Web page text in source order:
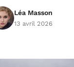
Léa Masson
13 avril 2026